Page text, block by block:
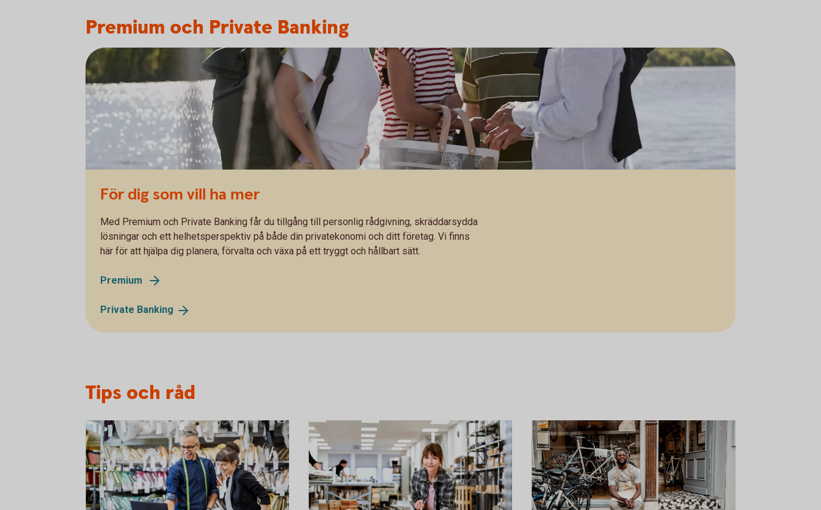
Premium och Private Banking
För dig som vill ha mer
Med Premium och Private Banking får du tillgång till personlig rådgivning, skräddarsydda
lösningar och ett helhetsperspektiv på både din privatekonomi och ditt företag. Vi finns
här för att hjälpa dig planera, förvalta och växa på ett tryggt och hållbart sätt.
Premium
Private Banking
Tips och råd